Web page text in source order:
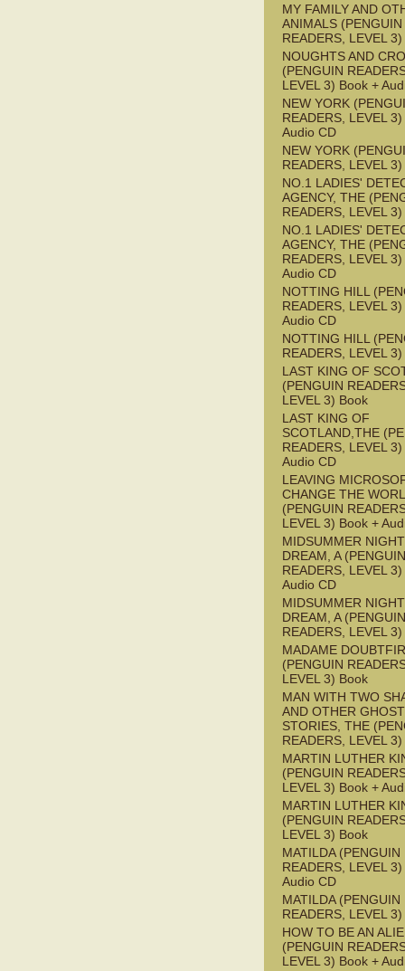
MY FAMILY AND
ANIMALS (PENGUIN
READERS, LEVEL
NOUGHTS AND
(PENGUIN
LEVEL 3) Book +
NEW YORK
READERS, LEVEL
Audio CD
NEW YORK
READERS, LEVEL
NO.1 LADIES'
AGENCY, THE
READERS, LEVEL
NO.1 LADIES'
AGENCY, THE
READERS, LEVEL
Audio CD
NOTTING HILL
READERS, LEVEL
Audio CD
NOTTING HILL
READERS, LEVEL
LAST KING OF
(PENGUIN
LEVEL 3) Book
LAST KING OF
SCOTLAND,THE
READERS, LEVEL
Audio CD
LEAVING
CHANGE THE
(PENGUIN
LEVEL 3) Book +
MIDSUMMER
DREAM, A (PENGUIN
READERS, LEVEL
Audio CD
MIDSUMMER
DREAM, A (PENGUIN
READERS, LEVEL
MADAME
(PENGUIN
LEVEL 3) Book
MAN WITH TWO
AND OTHER GHOST
STORIES, THE
READERS, LEVEL
MARTIN LUTHER
(PENGUIN
LEVEL 3) Book +
MARTIN LUTHER
(PENGUIN
LEVEL 3) Book
MATILDA (PENGUIN
READERS, LEVEL
Audio CD
MATILDA (PENGUIN
READERS, LEVEL
HOW TO BE AN
(PENGUIN
LEVEL 3) Book +